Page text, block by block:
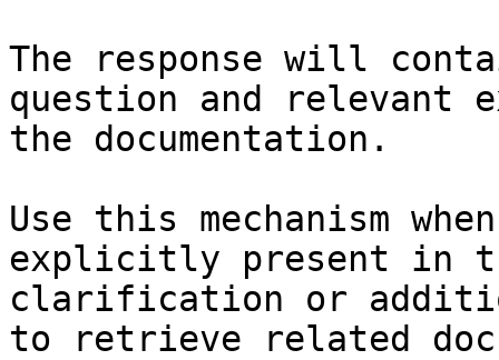
The response will
question and relevant
the documentation.
Use this mechanism
explicitly present in
clarification or